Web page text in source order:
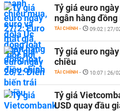
Tỷ giá euro
ngân hàng
TÀI CHÍNH - 09:02 | 27/
Tỷ giá euro
chiều
TÀI CHÍNH - 10:07 | 26/
Tỷ giá
USD quay đầu